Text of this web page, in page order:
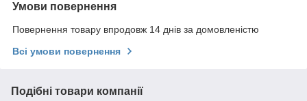
Умови повернення
Повернення товару впродовж 14 днів за домовленістю
Всі умови повернення
Подібні товари компанії